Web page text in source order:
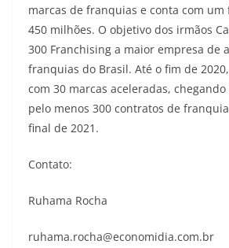
marcas de franquias e conta com
450 milhões. O objetivo dos irmãos
300 Franchising a maior empresa de
franquias do Brasil. Até o fim de
com 30 marcas aceleradas,
pelo menos 300 contratos de
final de 2021.
Contato:
Ruhama Rocha
ruhama.rocha@economidia.com.br